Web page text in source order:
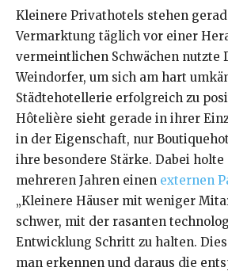
Kleinere Privathotels stehen
Vermarktung täglich vor einer
vermeintlichen Schwächen nutzte
Weindorfer, um sich am hart
Städtehotellerie erfolgreich zu
Hôtelière sieht gerade in ihrer
in der Eigenschaft, nur
ihre besondere Stärke. Dabei
mehreren Jahren einen externen
„Kleinere Häuser mit weniger
schwer, mit der rasanten
Entwicklung Schritt zu halten.
man erkennen und daraus die